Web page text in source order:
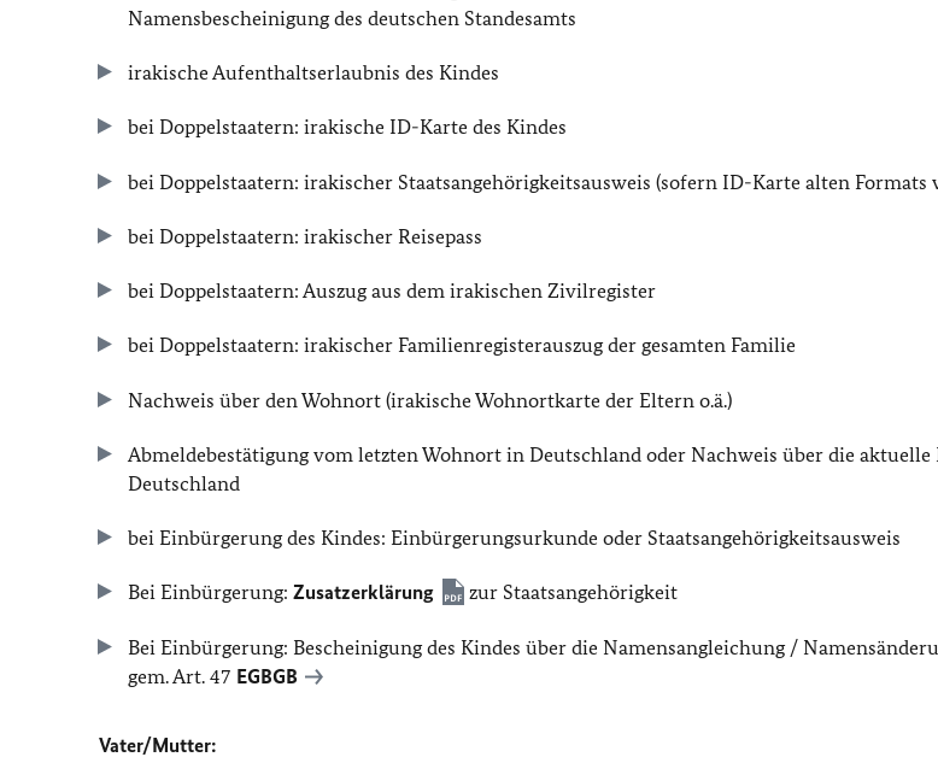
Namensbescheinigung des deutschen Standesamts
irakische Aufenthaltserlaubnis des Kindes
bei Doppelstaatern: irakische ID-Karte des Kindes
bei Doppelstaatern: irakischer Staatsangehörigkeitsausweis (sofern ID-Karte alten Formats
bei Doppelstaatern: irakischer Reisepass
bei Doppelstaatern: Auszug aus dem irakischen Zivilregister
bei Doppelstaatern: irakischer Familienregisterauszug der gesamten Familie
Nachweis über den Wohnort (irakische Wohnortkarte der Eltern o.ä.)
Abmeldebestätigung vom letzten Wohnort in Deutschland oder Nachweis über die aktuelle
Deutschland
bei Einbürgerung des Kindes: Einbürgerungsurkunde oder Staatsangehörigkeitsausweis
Bei Einbürgerung:Zusatzerklärung zur Staatsangehörigkeit
Bei Einbürgerung: Bescheinigung des Kindes über die Namensangleichung /
gem. Art. 47 EGBGB
Vater/Mutter: